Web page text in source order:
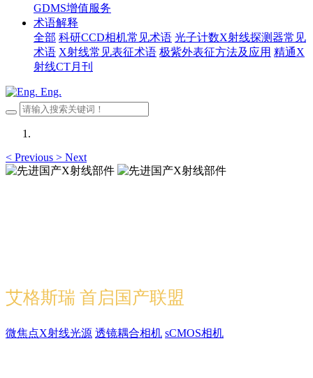
GDMS增值服务
术语解释
全部 科研CCD相机常见术语 光子计数X射线探测器常见
术语 X射线常见表征术语 极紫外表征方法及应用 精通X
射线CT月刊
Eng.
< Previous > Next
艾格斯瑞 首启国产联盟
微焦点X射线光源 透镜耦合相机 sCMOS相机